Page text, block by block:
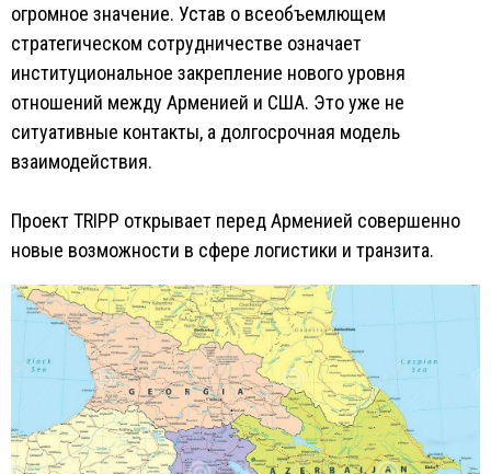
огромное значение. Устав о всеобъемлющем
стратегическом сотрудничестве означает
институциональное закрепление нового уровня
отношений между Арменией и США. Это уже не
ситуативные контакты, а долгосрочная модель
взаимодействия.
Проект TRIPP открывает перед Арменией совершенно
новые возможности в сфере логистики и транзита.